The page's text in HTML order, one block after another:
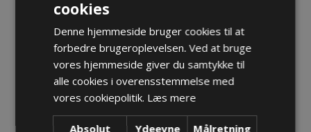
Forskruning M32x1,5 Cleanplus EMC TRI - Sælges i
pakker á 5 stk.
Varenr.: PF cp 232VA18 HTS tri
Producent: Pflitsch GmbH & Co. KG
Opret konto for at se priser
cookies
Denne hjemmeside bruger cookies til at
forbedre brugeroplevelsen. Ved at bruge
vores hjemmeside giver du samtykke til
alle cookies i overensstemmelse med
vores cookiepolitik. Læs mere
Absolut
Ydeevne Målretning